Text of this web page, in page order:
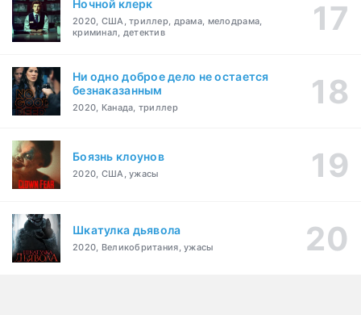
Ночной клерк
2020, США, триллер, драма, мелодрама,
криминал, детектив
Ни одно доброе дело не остается
безнаказанным
2020, Канада, триллер
Боязнь клоунов
2020, США, ужасы
Шкатулка дьявола
2020, Великобритания, ужасы